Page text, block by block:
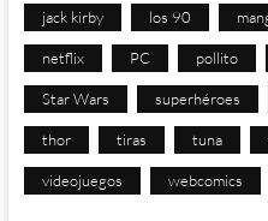
jack kirby los 90
netflix PC pollito
Star Wars superhéroes
thor tiras tuna
videojuegos webcomics